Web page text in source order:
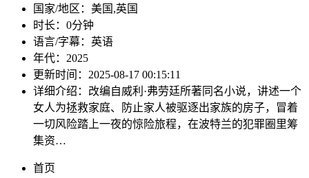
国家/地区： 美国,英国
时长： 0分钟
语言/字幕： 英语
年代： 2025
更新时间： 2025-08-17 00:15:11
详细介绍： 改编自威利·弗劳廷所著同名小说，讲述一个
女人为拯救家庭、防止家人被驱逐出家族的房子，冒着
一切风险踏上一夜的惊险旅程，在波特兰的犯罪圈里筹
集资…
首页